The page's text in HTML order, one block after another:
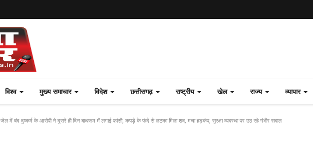
विश्व मुख्य समाचार विदेश छत्तीसगढ़ राष्ट्रीय खेल राज्य व्यापार
जेल में बंद दुष्कर्म के आरोपी ने दुसरे ही दिन बाथरूम में लगाई फांसी, कपड़े के फंदे से लटका मिला शव, मचा हड़कंप, सुरक्षा व्यवस्था पर उठ रहे गंभीर सवाल